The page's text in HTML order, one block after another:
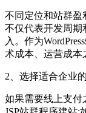
不同定位和站群盈
不仅代表开发周期
入。作为
术成本、运营成本
2、选择适合企业
如果需要线上支付